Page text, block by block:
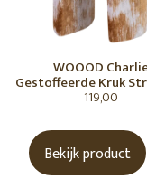
WOOOD
Gestoffeerde Kruk
Stof Karamelbruin
119,00
Bekijk product